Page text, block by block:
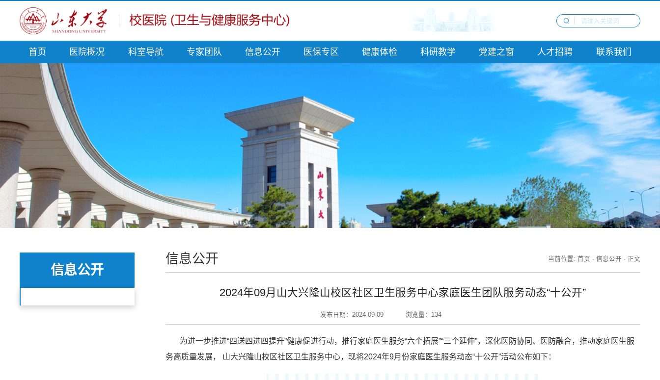
首页 医院概况 科室导航 专家团队 信息公开 医保专区 健康体检 科研教学 党建之窗 人才招聘 联系我们
信息公开
信息公开 当前位置: 首页 - 信息公开 - 正文
2024年09月山大兴隆山校区社区卫生服务中心家庭医生团队服务动态“十公开”
发布日期：2024-09-09 浏览量： 134
为进一步推进“四送四进四提升”健康促进行动，推行家庭医生服务“六个拓展”“三个延伸”，深化医防协同、医防融合，推动家庭医生服
务高质量发展， 山大兴隆山校区社区卫生服务中心，现将2024年9月份家庭医生服务动态“十公开”活动公布如下：